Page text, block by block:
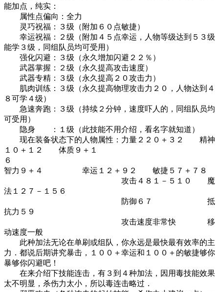
能加点，纯实：
属性点偏向：全力
灵巧祝福：３级（附加６０点敏捷）
幸运祝福：２级（附加４５点幸运，人物等级达到５３级
能学３级，同组队员均可受用）
强化闪避：３级（永久增加闪避２２％）
武器掌握：２级（永久提高攻击速度）
武器专精：３级（永久提高２０攻击力）
肌肉训练：３级（永久提高物理攻击力２０，人物达到４
８可学４级）
急速奔跑：３级（持续２分钟，速度吓人的，同组队员均
可受用）
隐身 ：１级（此技能不用介绍，看名字就知道）
现在装备状态下的人物属性：力量２２０＋３２ 精神
１０＋１２ 体质９＋１
智力９＋４ 幸运１２＋９２ 敏捷５７＋７８
攻击４８１－５１０ 魔
法１２７－１５６
防御６７ 抵
抗力５９
攻击速度非常快 移
动速度一般
此种加法无论在单刷或组队，你永远是最快最有效率的主
力．都说后期讲究暴击，１００＋幸运和１００＋的敏捷够你
暴够你闪避吧！
在来介绍下技能连击，有３到４种加法，因用毒技能效果
太不明显，杀伤力太小，所以毒连击略过．